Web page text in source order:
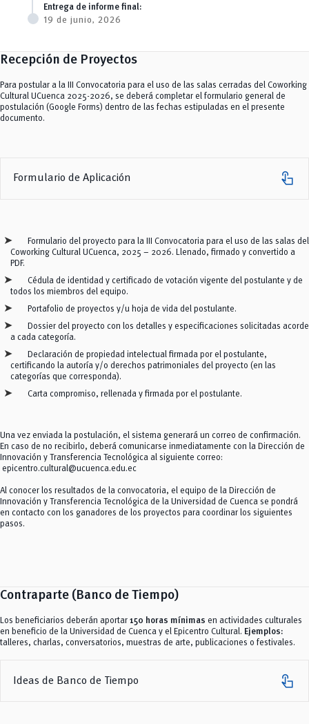
Entrega de informe final:
19 de junio, 2026
Recepción de Proyectos
Para postular a la III Convocatoria para el uso de las salas cerradas del Coworking
Cultural UCuenca 2025-2026, se deberá completar el formulario general de
postulación (Google Forms) dentro de las fechas estipuladas en el presente
documento.
Formulario de Aplicación touch_app
Formulario del proyecto para la III Convocatoria para el uso de las salas del
Coworking Cultural UCuenca, 2025 – 2026. Llenado, firmado y convertido a
PDF.
Cédula de identidad y certificado de votación vigente del postulante y de
todos los miembros del equipo.
Portafolio de proyectos y/u hoja de vida del postulante.
Dossier del proyecto con los detalles y especificaciones solicitadas acorde
a cada categoría.
Declaración de propiedad intelectual firmada por el postulante,
certificando la autoría y/o derechos patrimoniales del proyecto (en las
categorías que corresponda).
Carta compromiso, rellenada y firmada por el postulante.
Una vez enviada la postulación, el sistema generará un correo de confirmación.
En caso de no recibirlo, deberá comunicarse inmediatamente con la Dirección de
Innovación y Transferencia Tecnológica al siguiente correo:
epicentro.cultural@ucuenca.edu.ec
Al conocer los resultados de la convocatoria, el equipo de la Dirección de
Innovación y Transferencia Tecnológica de la Universidad de Cuenca se pondrá
en contacto con los ganadores de los proyectos para coordinar los siguientes
pasos.
Contraparte (Banco de Tiempo)
Los beneficiarios deberán aportar 150 horas mínimas en actividades culturales
en beneficio de la Universidad de Cuenca y el Epicentro Cultural. Ejemplos:
talleres, charlas, conversatorios, muestras de arte, publicaciones o festivales.
Ideas de Banco de Tiempo touch_app